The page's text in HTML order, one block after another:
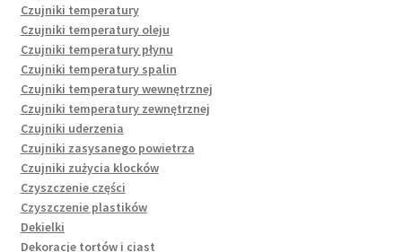
Czujniki temperatury
Czujniki temperatury oleju
Czujniki temperatury płynu
Czujniki temperatury spalin
Czujniki temperatury wewnętrznej
Czujniki temperatury zewnętrznej
Czujniki uderzenia
Czujniki zasysanego powietrza
Czujniki zużycia klocków
Czyszczenie części
Czyszczenie plastików
Dekielki
Dekoracje tortów i ciast